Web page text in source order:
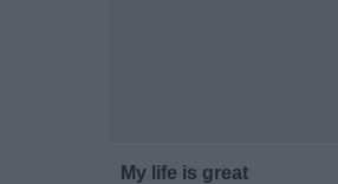
My life is great